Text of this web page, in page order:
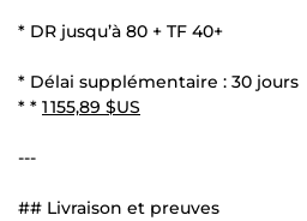
* DR jusqu’à 80 + TF 40+
* Délai supplémentaire : 30 jours
* * 1 155,89 $US
---
## Livraison et preuves